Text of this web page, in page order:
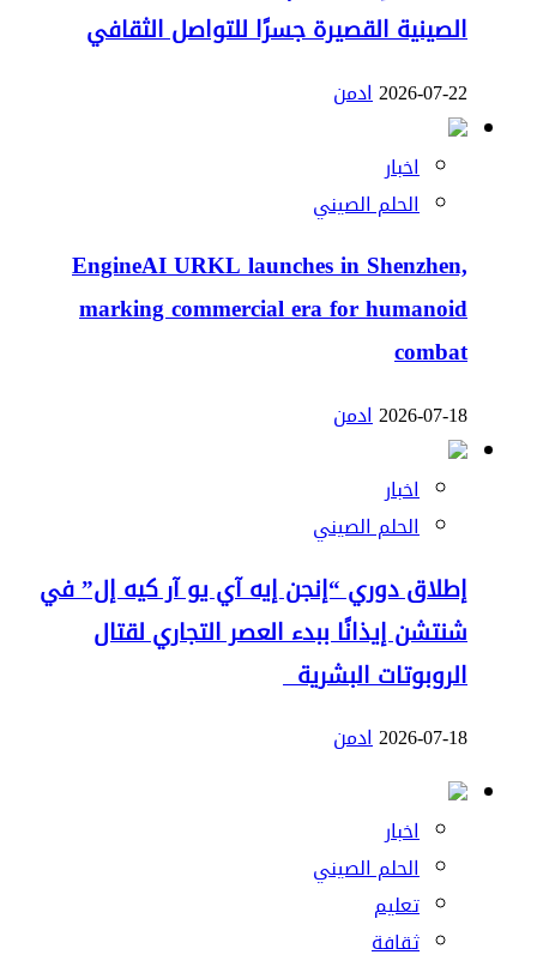
الصينية القصيرة جسرًا للتواصل الثقافي
2026-07-22ادمن
اخبار
الحلم الصيني
EngineAI URKL launches in Shenzhen,
marking commercial era for humanoid
combat
2026-07-18ادمن
اخبار
الحلم الصيني
إطلاق دوري “إنجن إيه آي يو آر كيه إل” في
شنتشن إيذانًا ببدء العصر التجاري لقتال
الروبوتات البشرية
2026-07-18ادمن
اخبار
الحلم الصيني
تعليم
ثقافة